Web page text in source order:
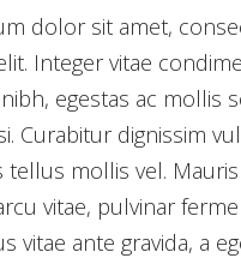
dolor sit amet,
Integer vitae
egestas ac mollis
Curabitur dignissim
mollis vel.
vitae, pulvinar
vitae ante gravida, a